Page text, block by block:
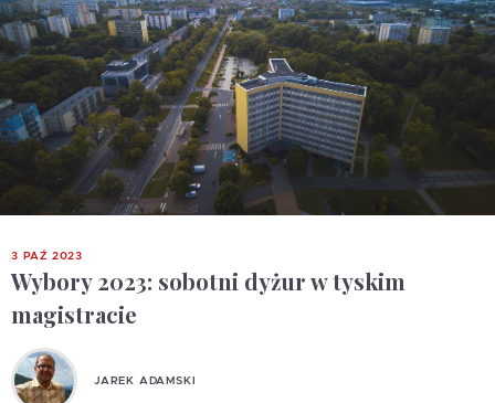
3 PAŹ 2023
Wybory 2023: sobotni dyżur w tyskim
magistracie
JAREK ADAMSKI